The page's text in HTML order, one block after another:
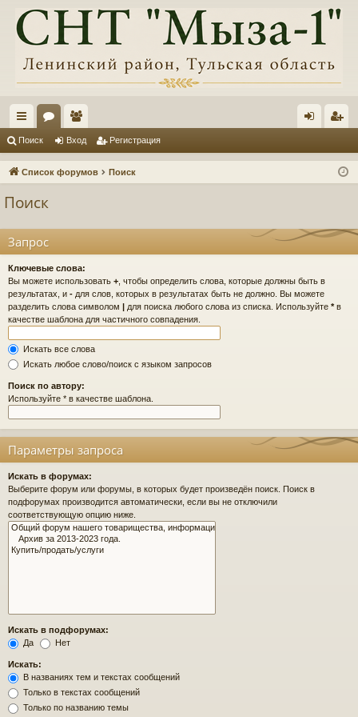
с
ы ум
ол
ьз д ис
ия
Поиск Вход Регистрация
Список форумов Поиск
Поиск
Запрос
Ключевые слова:
Вы можете использовать + , чтобы определить слова, которые должны быть в
результатах, и - для слов, которых в результатах быть не должно. Вы можете
разделить слова символом | для поиска любого слова из списка. Используйте *в
качестве шаблона для частичного совпадения.
Искать все слова
Искать любое слово/поиск с языком запросов
Поиск по автору:
Используйте * в качестве шаблона.
Параметры запроса
Искать в форумах:
Выберите форум или форумы, в которых будет произведён поиск. Поиск в
подфорумах производится автоматически, если вы не отключили
соответствующую опцию ниже.
Искать в подфорумах:
Да
Нет
Искать:
В названиях тем и текстах сообщений
Только в текстах сообщений
Только по названию темы